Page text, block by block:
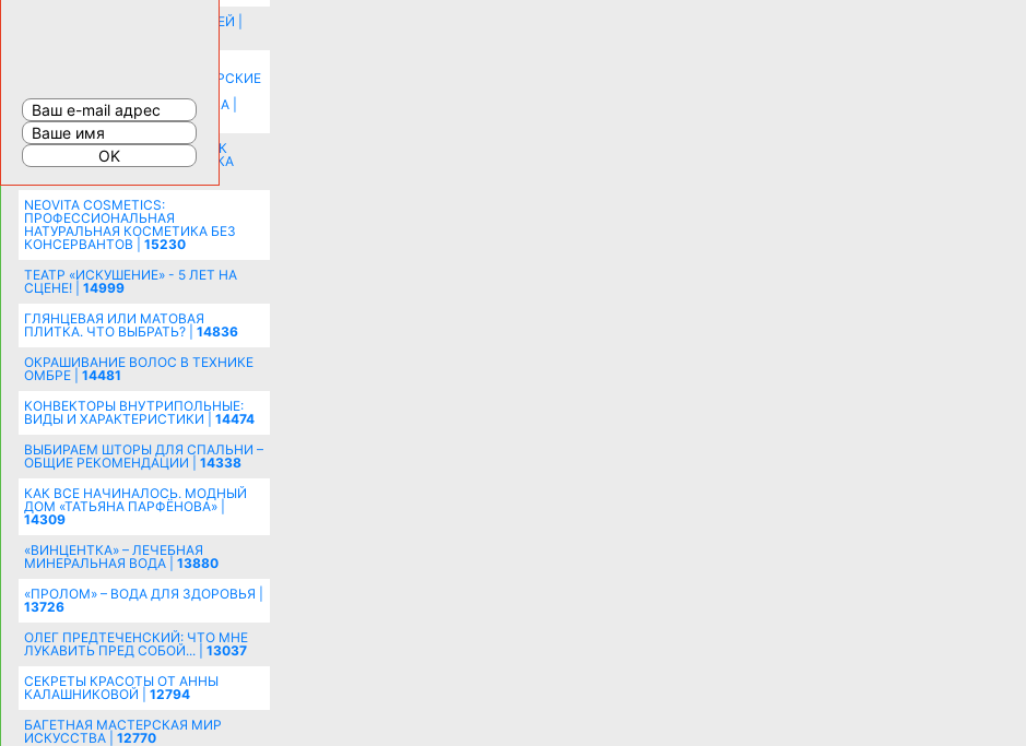
ИСТОРИЯ НАКЛАДНЫХ НОГТЕЙ |
КОМНАТУ: ХИТРЫЕ ДИЗАЙНЕРСКИЕ
РАСШИРЕНИЯ ПРОСТРАНСТВА |
16201
СОБИРАЕМСЯ НА ПРАЗДНИК К
МОЛОДОЖЕНАМ: ПОДГОТОВКА
NEOVITA COSMETICS:
ПРОФЕССИОНАЛЬНАЯ
НАТУРАЛЬНАЯ КОСМЕТИКА БЕЗ
КОНСЕРВАНТОВ | 15230
ТЕАТР «ИСКУШЕНИЕ» - 5 ЛЕТ НА
СЦЕНЕ! | 14999
ГЛЯНЦЕВАЯ ИЛИ МАТОВАЯ
ПЛИТКА. ЧТО ВЫБРАТЬ? | 14836
ОКРАШИВАНИЕ ВОЛОС В ТЕХНИКЕ
ОМБРЕ | 14481
КОНВЕКТОРЫ ВНУТРИПОЛЬНЫЕ:
ВИДЫ И ХАРАКТЕРИСТИКИ | 14474
ВЫБИРАЕМ ШТОРЫ ДЛЯ СПАЛЬНИ –
ОБЩИЕ РЕКОМЕНДАЦИИ | 14338
КАК ВСЕ НАЧИНАЛОСЬ. МОДНЫЙ
ДОМ «ТАТЬЯНА ПАРФЁНОВА» |
14309
«ВИНЦЕНТКА» – ЛЕЧЕБНАЯ
МИНЕРАЛЬНАЯ ВОДА | 13880
«ПРОЛОМ» – ВОДА ДЛЯ ЗДОРОВЬЯ |
13726
ОЛЕГ ПРЕДТЕЧЕНСКИЙ: ЧТО МНЕ
ЛУКАВИТЬ ПРЕД СОБОЙ... | 13037
СЕКРЕТЫ КРАСОТЫ ОТ АННЫ
КАЛАШНИКОВОЙ | 12794
БАГЕТНАЯ МАСТЕРСКАЯ МИР
ИСКУССТВА | 12770